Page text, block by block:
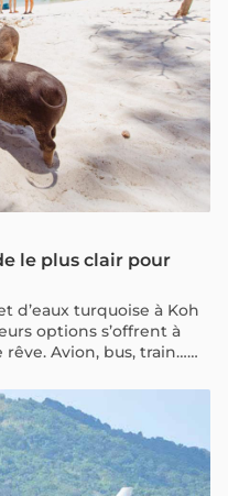
le plus clair pour
d’eaux turquoise à Koh
options s’offrent à
Avion, bus, train…
aventure ?
avec prix, durée et